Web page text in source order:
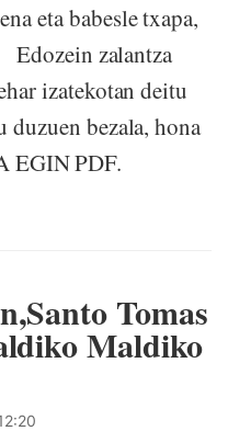
eta babesle txapa,
zalantza
izatekotan deitu
duzuen bezala, hona
EGIN PDF.
Tomas
Maldiko